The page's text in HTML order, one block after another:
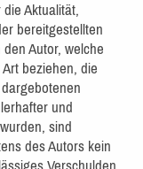
Aktualität,
bereitgestellten
Autor, welche
beziehen, die
und
sind
des Autors kein